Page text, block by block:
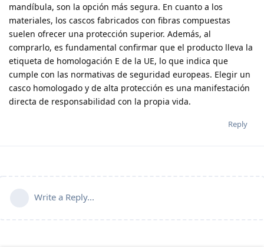
mandíbula, son la opción más segura. En cuanto a los
materiales, los cascos fabricados con fibras compuestas
suelen ofrecer una protección superior. Además, al
comprarlo, es fundamental confirmar que el producto lleva la
etiqueta de homologación E de la UE, lo que indica que
cumple con las normativas de seguridad europeas. Elegir un
casco homologado y de alta protección es una manifestación
directa de responsabilidad con la propia vida.
Reply
Write a Reply...